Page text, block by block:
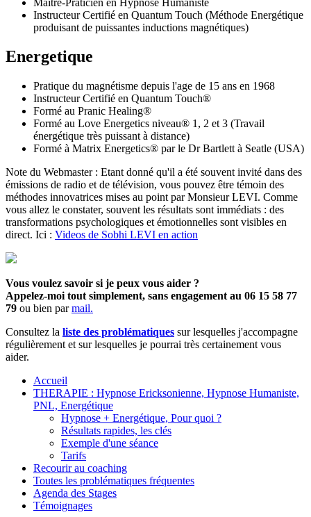
Instructeur Certifié en Quantum Touch (Méthode Energétique
produisant de puissantes inductions magnétiques)
Energetique
Pratique du magnétisme depuis l'age de 15 ans en 1968
Instructeur Certifié en Quantum Touch®
Formé au Pranic Healing®
Formé au Love Energetics niveau® 1, 2 et 3 (Travail
énergétique très puissant à distance)
Formé à Matrix Energetics® par le Dr Bartlett à Seatle (USA)
Note du Webmaster : Etant donné qu'il a été souvent invité dans des
émissions de radio et de télévision, vous pouvez être témoin des
méthodes innovatrices mises au point par Monsieur LEVI. Comme
vous allez le constater, souvent les résultats sont immédiats : des
transformations psychologiques et émotionnelles sont visibles en
direct. Ici : Videos de Sobhi LEVI en action
Vous voulez savoir si je peux vous aider ?
Appelez-moi tout simplement, sans engagement au 06 15 58 77
79 ou bien parmail.
Consultez la liste des problématiques sur lesquelles j'accompagne
régulièrement et sur lesquelles je pourrai très certainement vous
aider.
Accueil
THERAPIE : Hypnose Ericksonienne, Hypnose Humaniste,
PNL, Energétique
Hypnose + Energétique, Pour quoi ?
Résultats rapides, les clés
Exemple d'une séance
Tarifs
Recourir au coaching
Toutes les problématiques fréquentes
Agenda des Stages
Témoignages